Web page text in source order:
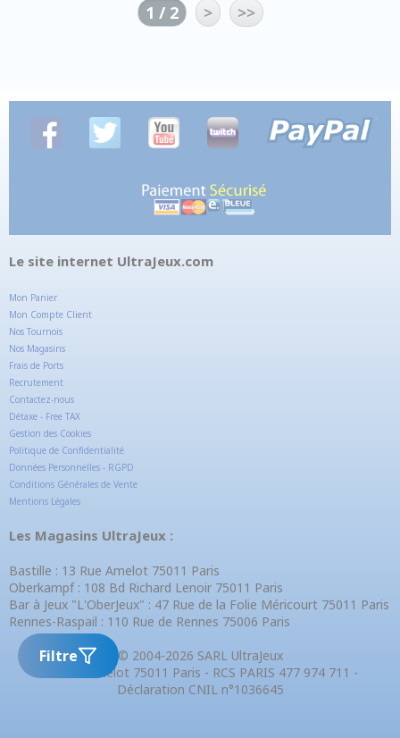
Filtre
1 / 2 > >>
Le site internet UltraJeux.com
Mon Panier
Mon Compte Client
Nos Tournois
Nos Magasins
Frais de Ports
Recrutement
Contactez-nous
Détaxe - Free TAX
Gestion des Cookies
Politique de Confidentialité
Données Personnelles - RGPD
Conditions Générales de Vente
Mentions Légales
Les Magasins UltraJeux :
Bastille : 13 Rue Amelot 75011 Paris
Oberkampf : 108 Bd Richard Lenoir 75011 Paris
Bar à Jeux "L'OberJeux" : 47 Rue de la Folie Méricourt 75011 Paris
Rennes-Raspail : 110 Rue de Rennes 75006 Paris
© 2004-2026 SARL UltraJeux
13 Rue Amelot 75011 Paris - RCS PARIS 477 974 711 -
Déclaration CNIL n°1036645